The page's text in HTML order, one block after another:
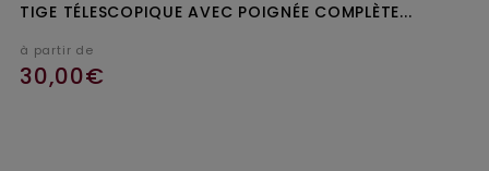
TIGE TÉLESCOPIQUE AVEC POIGNÉE COMPLÈTE...
à partir de
30,00€